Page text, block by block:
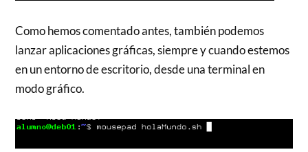
Como hemos comentado antes, también podemos
lanzar aplicaciones gráficas, siempre y cuando estemos
en un entorno de escritorio, desde una terminal en
modo gráfico.